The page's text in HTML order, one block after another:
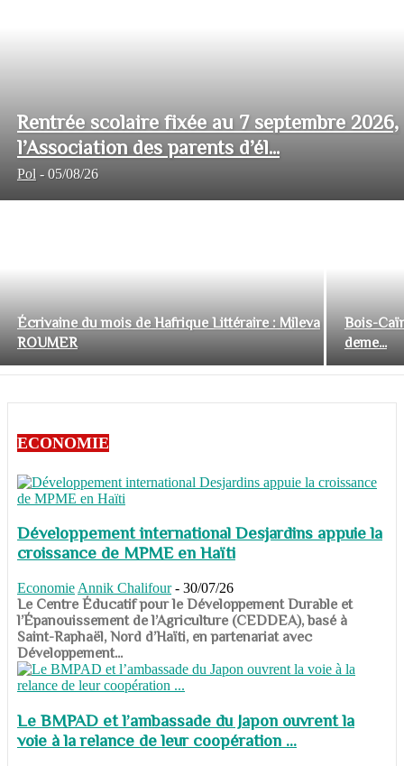
Rentrée scolaire fixée au 7 septembre 2026,
l’Association des parents d’él...
Pol - 05/08/26
Écrivaine du mois de Hafrique Littéraire : Mileva
ROUMER
Bois-
deme...
ECONOMIE
Développement international Desjardins appuie la
croissance de MPME en Haïti
Economie Annik Chalifour - 30/07/26
​​​​​​​Le Centre Éducatif pour le Développement Durable et
l’Épanouissement de l’Agriculture (CEDDEA), basé à
Saint-Raphaël, Nord d’Haïti, en partenariat avec
Développement...
Le BMPAD et l’ambassade du Japon ouvrent la
voie à la relance de leur coopération ...